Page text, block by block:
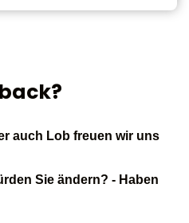
auch Lob freuen wir uns
Sie ändern? - Haben